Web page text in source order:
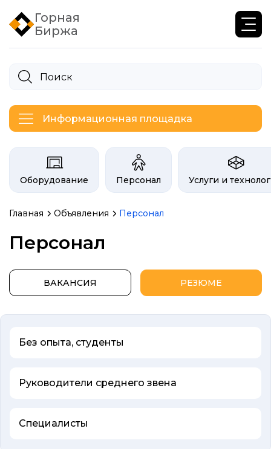
Горная
Биржа
Информационная площадка
Категории на бирже Инфогор
Оборудование Персонал Услуги и
Главная Объявления Персонал
Объявления биржи
Персонал
ВАКАНСИЯ РЕЗЮМЕ
Без опыта, студенты
Руководители среднего звена
Специалисты